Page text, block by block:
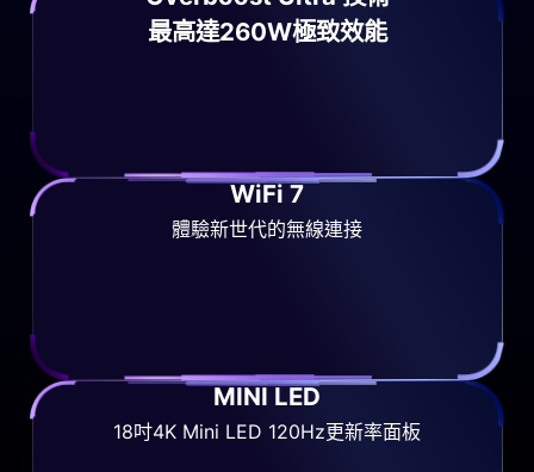
最高達260W極致效能
WiFi 7
體驗新世代的無線連接
MINI LED
18吋4K Mini LED 120Hz更新率面板